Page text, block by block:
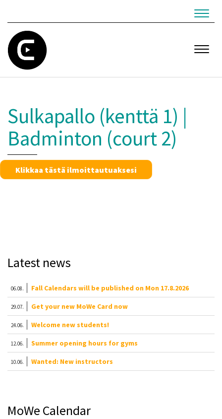
Sulkapallo (kenttä 1) |
Badminton (court 2)
Klikkaa tästä ilmoittautuaksesi
Latest news
06.08. Fall Calendars will be published on Mon 17.8.2026
29.07. Get your new MoWe Card now
24.06. Welcome new students!
12.06. Summer opening hours for gyms
10.06. Wanted: New instructors
MoWe Calendar